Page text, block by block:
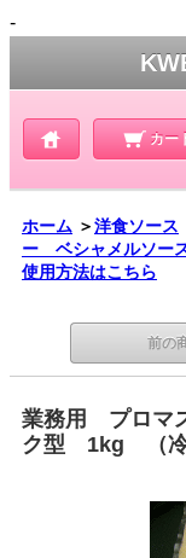
-
カー
ホーム ＞洋食ソース
ー ベシャメルソー
使用方法はこちら
前の
業務用 プロマ
ク型 1kg （冷